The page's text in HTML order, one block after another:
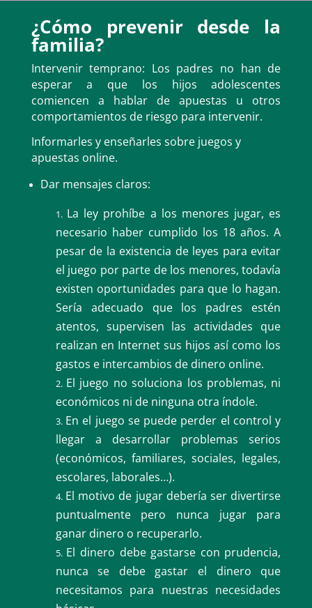
¿Cómo prevenir desde la
familia?
Intervenir temprano: Los padres no han de
esperar a que los hijos adolescentes
comiencen a hablar de apuestas u otros
comportamientos de riesgo para intervenir.
Informarles y enseñarles sobre juegos y
apuestas online.
Dar mensajes claros:
La ley prohíbe a los menores jugar, es
necesario haber cumplido los 18 años. A
pesar de la existencia de leyes para evitar
el juego por parte de los menores, todavía
existen oportunidades para que lo hagan.
Sería adecuado que los padres estén
atentos, supervisen las actividades que
realizan en Internet sus hijos así como los
gastos e intercambios de dinero online.
El juego no soluciona los problemas, ni
económicos ni de ninguna otra índole.
En el juego se puede perder el control y
llegar a desarrollar problemas serios
(económicos, familiares, sociales, legales,
escolares, laborales…).
El motivo de jugar debería ser divertirse
puntualmente pero nunca jugar para
ganar dinero o recuperarlo.
El dinero debe gastarse con prudencia,
nunca se debe gastar el dinero que
necesitamos para nuestras necesidades